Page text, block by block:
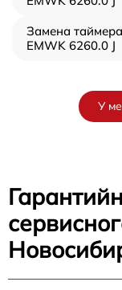
Замена
EMWK 6260.0 J
У